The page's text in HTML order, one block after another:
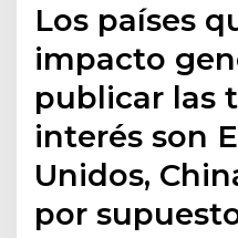
Los países
impacto
publicar las
interés son
Unidos,
por